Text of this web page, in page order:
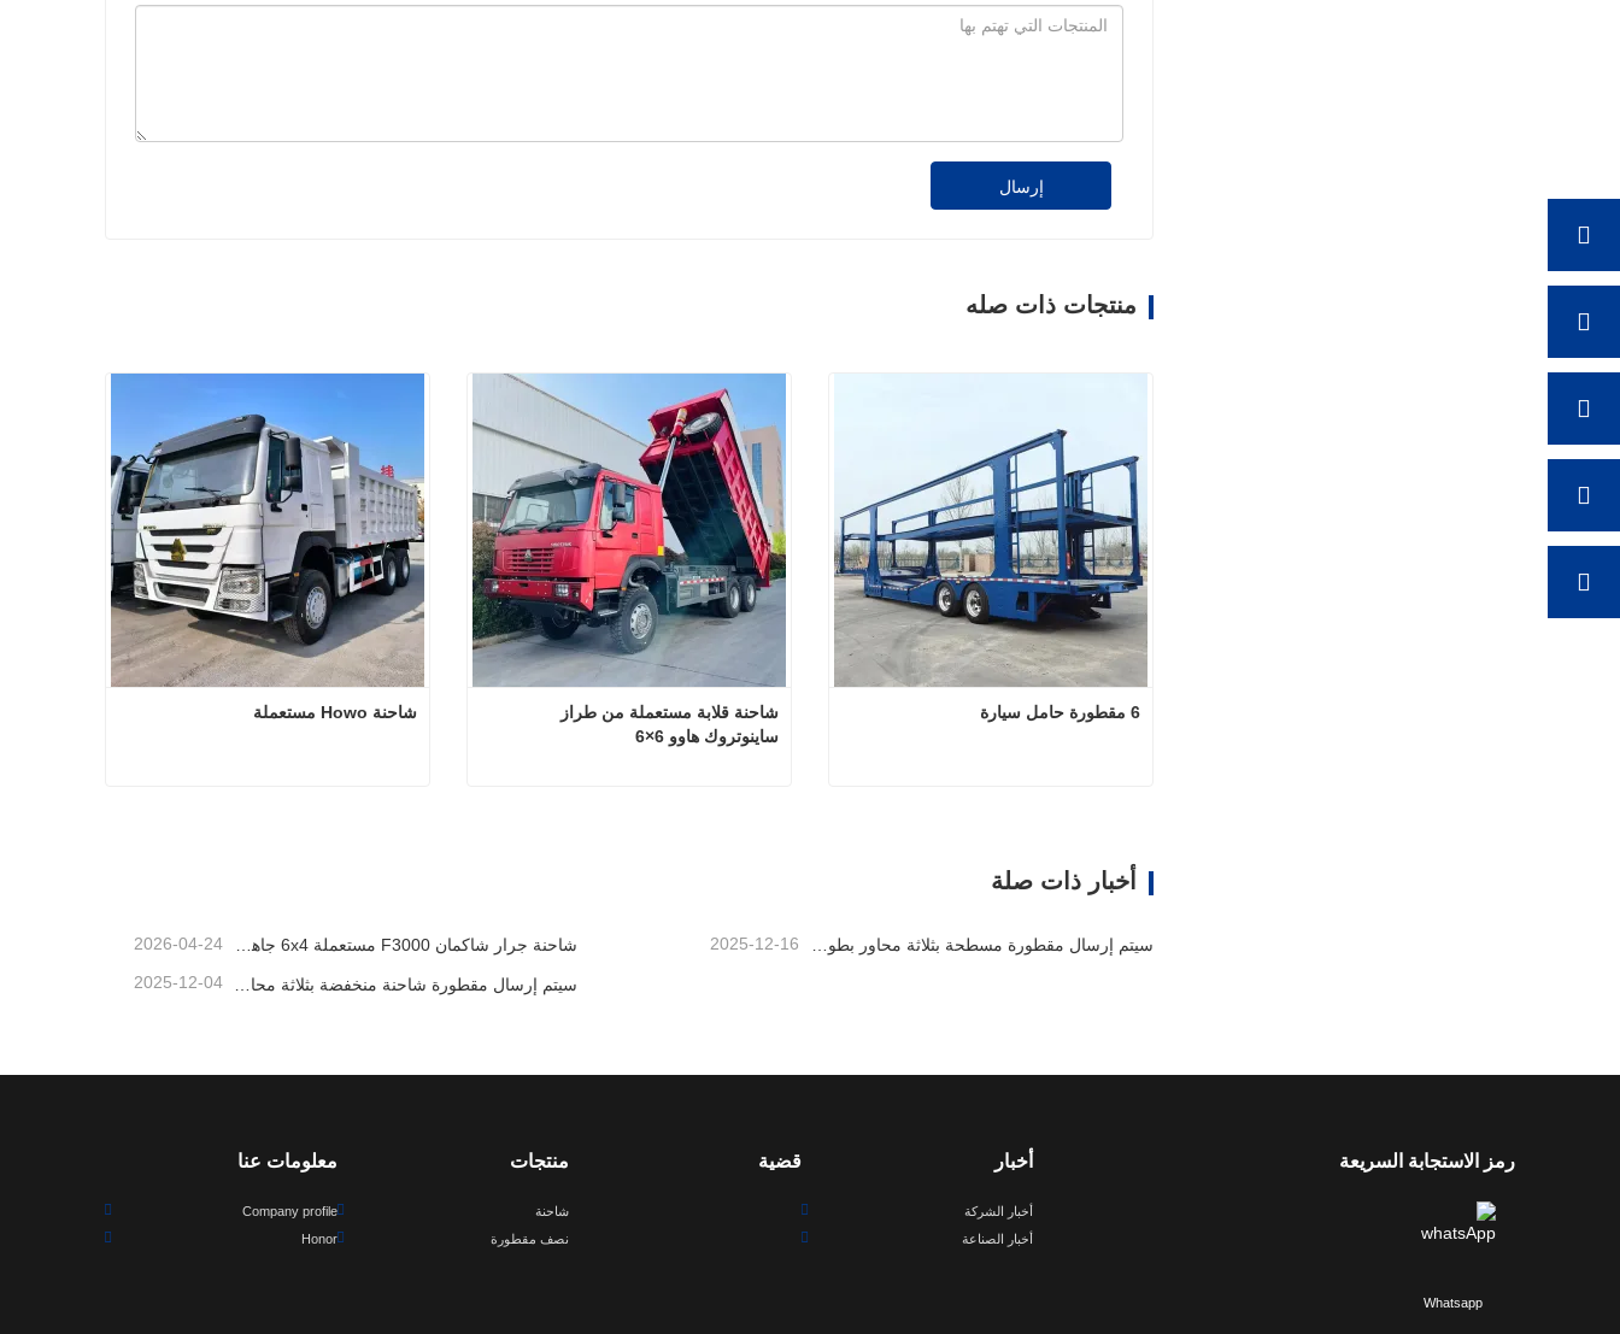
إرسال
منتجات ذات صله
شاحنة Howo مستعملة
ساينوتروك هاوو 6×6
6 مقطورة حامل سيارة
أخبار ذات صلة
شاحنة جرار شاكمان F3000 مستعملة 6x4 جاهزة للتصدير إلى نيجيريا 2026-04-24 سيتم إرسال مقطورة مسطحة بثلاثة محاور بطول 40 قدمًا إلى غانا 2025-12-16
2025-12-04
معلومات عنا
Company profile
Honor
منتجات
شاحنة
نصف مقطورة
قضية أخبار
أخبار الشركة
أخبار الصناعة
رمز الاستجابة السريعة
Whatsapp